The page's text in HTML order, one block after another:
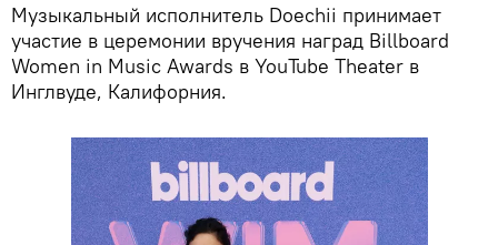
Музыкальный исполнитель Doechii принимает
участие в церемонии вручения наград Billboard
Women in Music Awards в YouTube Theater в
Инглвуде, Калифорния.